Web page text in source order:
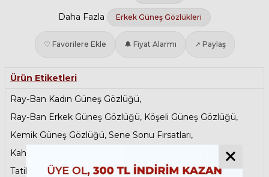
Daha Fazla Erkek Güneş Gözlükleri
♡ Favorilere Ekle 🔔 Fiyat Alarmı ↗ Paylaş
Ürün Etiketleri
Ray-Ban Kadın Güneş Gözlüğü,
Ray-Ban Erkek Güneş Gözlüğü, Köşeli Güneş Gözlüğü,
Kemik Güneş Gözlüğü, Sene Sonu Fırsatları,
Kahverengi Güneş Gözlüğü
Tatil Öncesi Son Durak,Babalar Günü